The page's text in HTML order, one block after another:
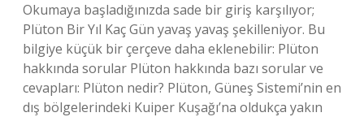
Okumaya başladığınızda sade bir giriş karşılıyor;
Plüton Bir Yıl Kaç Gün yavaş yavaş şekilleniyor. Bu
bilgiye küçük bir çerçeve daha eklenebilir: Plüton
hakkında sorular Plüton hakkında bazı sorular ve
cevapları: Plüton nedir? Plüton, Güneş Sistemi’nin en
dış bölgelerindeki Kuiper Kuşağı’na oldukça yakın